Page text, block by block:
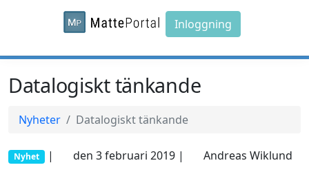
Inloggning
Datalogiskt tänkande
Nyheter Datalogiskt tänkande
Nyhet | den 3 februari 2019 |
Andreas Wiklund